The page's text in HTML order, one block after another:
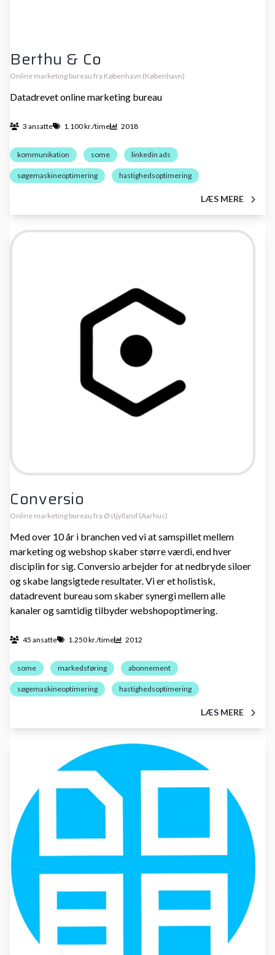
Berthu & Co
Online marketing bureau fra København (København)
Datadrevet online marketing bureau
3 ansatte 1.100 kr./time 2018
kommunikation some linkedin ads
søgemaskineoptimering hastighedsoptimering
LÆS MERE
Conversio
Online marketing bureau fra Østjylland (Aarhus)
Med over 10 år i branchen ved vi at samspillet mellem
marketing og webshop skaber større værdi, end hver
disciplin for sig. Conversio arbejder for at nedbryde siloer
og skabe langsigtede resultater. Vi er et holistisk,
datadrevent bureau som skaber synergi mellem alle
kanaler og samtidig tilbyder webshopoptimering.
45 ansatte 1.250 kr./time 2012
some markedsføring abonnement
søgemaskineoptimering hastighedsoptimering
LÆS MERE